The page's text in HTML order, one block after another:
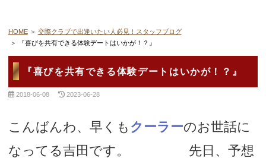
50代・60代のための後悔しない選び方
女性会員の紹介
男性会員様の声
デートまでの流れ
HOME
交際クラブで出逢いたい人必見！スタッフブログ
『喜びを共有できる体験デートはいかが！？』
『喜びを共有できる体験デートはいかが！？』
2018-06-08 2023-06-28
こんばんわ、早くも クーラーのお世話に
なってる吉田です。
先日、予想